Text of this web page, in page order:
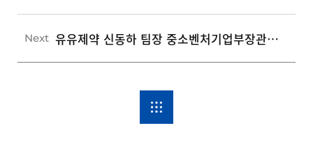
Next 유유제약 신동하 팀장 중소벤처기업부장관 표창